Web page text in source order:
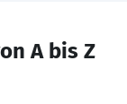
A bis Z